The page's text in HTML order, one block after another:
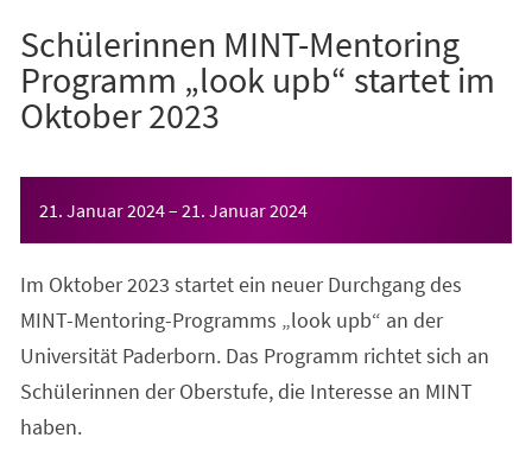
Schülerinnen MINT-Mentoring
Programm „look upb“ startet im
Oktober 2023
21. Januar 2024– 21. Januar 2024
Im Oktober 2023 startet ein neuer Durchgang des
MINT-Mentoring-Programms „look upb“ an der
Universität Paderborn. Das Programm richtet sich an
Schülerinnen der Oberstufe, die Interesse an MINT
haben.